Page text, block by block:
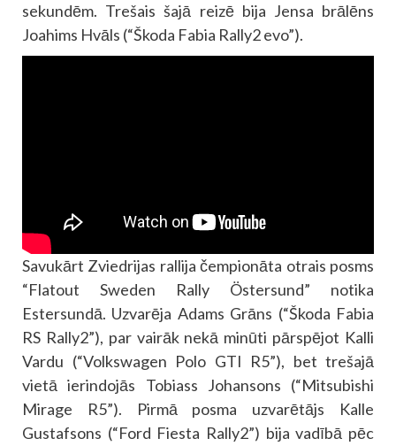
sekundēm. Trešais šajā reizē bija Jensa brālēns
Joahims Hvāls (“Škoda Fabia Rally2 evo”).
Savukārt Zviedrijas rallija čempionāta otrais posms
“Flatout Sweden Rally Östersund” notika
Estersundā. Uzvarēja Adams Grāns (“Škoda Fabia
RS Rally2”), par vairāk nekā minūti pārspējot Kalli
Vardu (“Volkswagen Polo GTI R5”), bet trešajā
vietā ierindojās Tobiass Johansons (“Mitsubishi
Mirage R5”). Pirmā posma uzvarētājs Kalle
Gustafsons (“Ford Fiesta Rally2”) bija vadībā pēc